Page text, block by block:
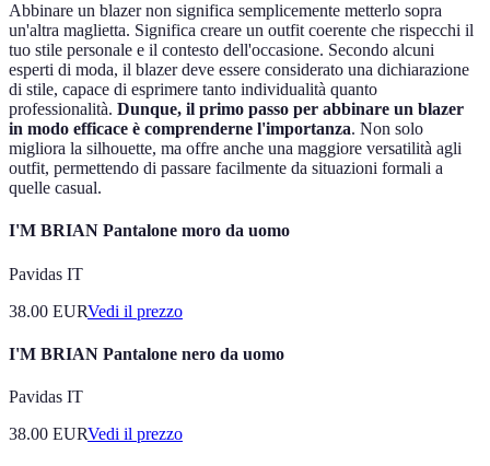
Abbinare un blazer non significa semplicemente metterlo sopra
un'altra maglietta. Significa creare un outfit coerente che rispecchi il
tuo stile personale e il contesto dell'occasione. Secondo alcuni
esperti di moda, il blazer deve essere considerato una dichiarazione
di stile, capace di esprimere tanto individualità quanto
professionalità. Dunque, il primo passo per abbinare un blazer
in modo efficace è comprenderne l'importanza. Non solo
migliora la silhouette, ma offre anche una maggiore versatilità agli
outfit, permettendo di passare facilmente da situazioni formali a
quelle casual.
I'M BRIAN Pantalone moro da uomo
Pavidas IT
38.00 EURVedi il prezzo
I'M BRIAN Pantalone nero da uomo
Pavidas IT
38.00 EURVedi il prezzo